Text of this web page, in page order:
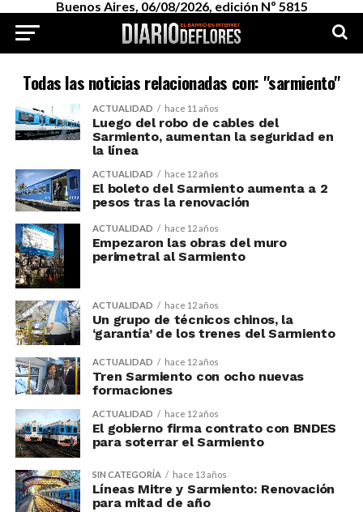
Buenos Aires, 06/08/2026, edición Nº 5815
Todas las noticias relacionadas con: "sarmiento"
ACTUALIDAD hace 11 años
Luego del robo de cables del
Sarmiento, aumentan la seguridad en
la línea
ACTUALIDAD hace 12 años
El boleto del Sarmiento aumenta a 2
pesos tras la renovación
ACTUALIDAD hace 12 años
Empezaron las obras del muro
perimetral al Sarmiento
ACTUALIDAD hace 12 años
Un grupo de técnicos chinos, la
‘garantía’ de los trenes del Sarmiento
ACTUALIDAD hace 12 años
Tren Sarmiento con ocho nuevas
formaciones
ACTUALIDAD hace 12 años
El gobierno firma contrato con BNDES
para soterrar el Sarmiento
SIN CATEGORÍA hace 13 años
Líneas Mitre y Sarmiento: Renovación
para mitad de año